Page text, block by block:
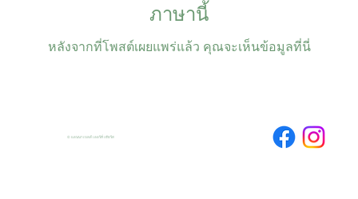
ภาษานี้
หลังจากที่โพสต์เผยแพร่แล้ว คุณจะเห็นข้อมูลที่นี่
© แอนนาเบลส์ เออร์ลี่ เยียร์ส